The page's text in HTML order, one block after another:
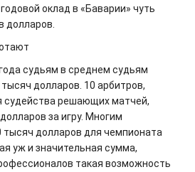
оклад в «Баварии» чуть
долларов.
судьям в среднем судьям
долларов. 10 арбитров,
судейства решающих матчей,
за игру. Многим
тысяч долларов для чемпионата
уж и значительная сумма,
такая возможность